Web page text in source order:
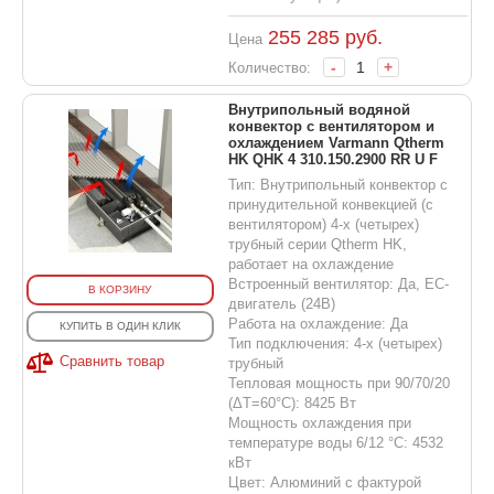
Цена 255 285руб.
Количество: - +
В КОРЗИНУ
КУПИТЬ В ОДИН КЛИК
Сравнить товар
Внутрипольный водяной
конвектор с вентилятором и
охлаждением Varmann Qtherm
HK QHK 4 310.150.2900 RR U F
Тип: Внутрипольный конвектор с
принудительной конвекцией (с
вентилятором) 4-х (четырех)
трубный серии Qtherm HK,
работает на охлаждение
Встроенный вентилятор: Да, EC-
двигатель (24В)
Работа на охлаждение: Да
Тип подключения: 4-х (четырех)
трубный
Тепловая мощность при 90/70/20
(ΔT=60°C): 8425 Вт
Мощность охлаждения при
температуре воды 6/12 °С: 4532
кВт
Цвет: Алюминий с фактурой